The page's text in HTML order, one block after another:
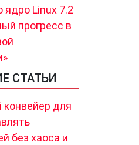
​​Linux 7.2
прогресс в
СТАТЬИ
для
без хаоса и